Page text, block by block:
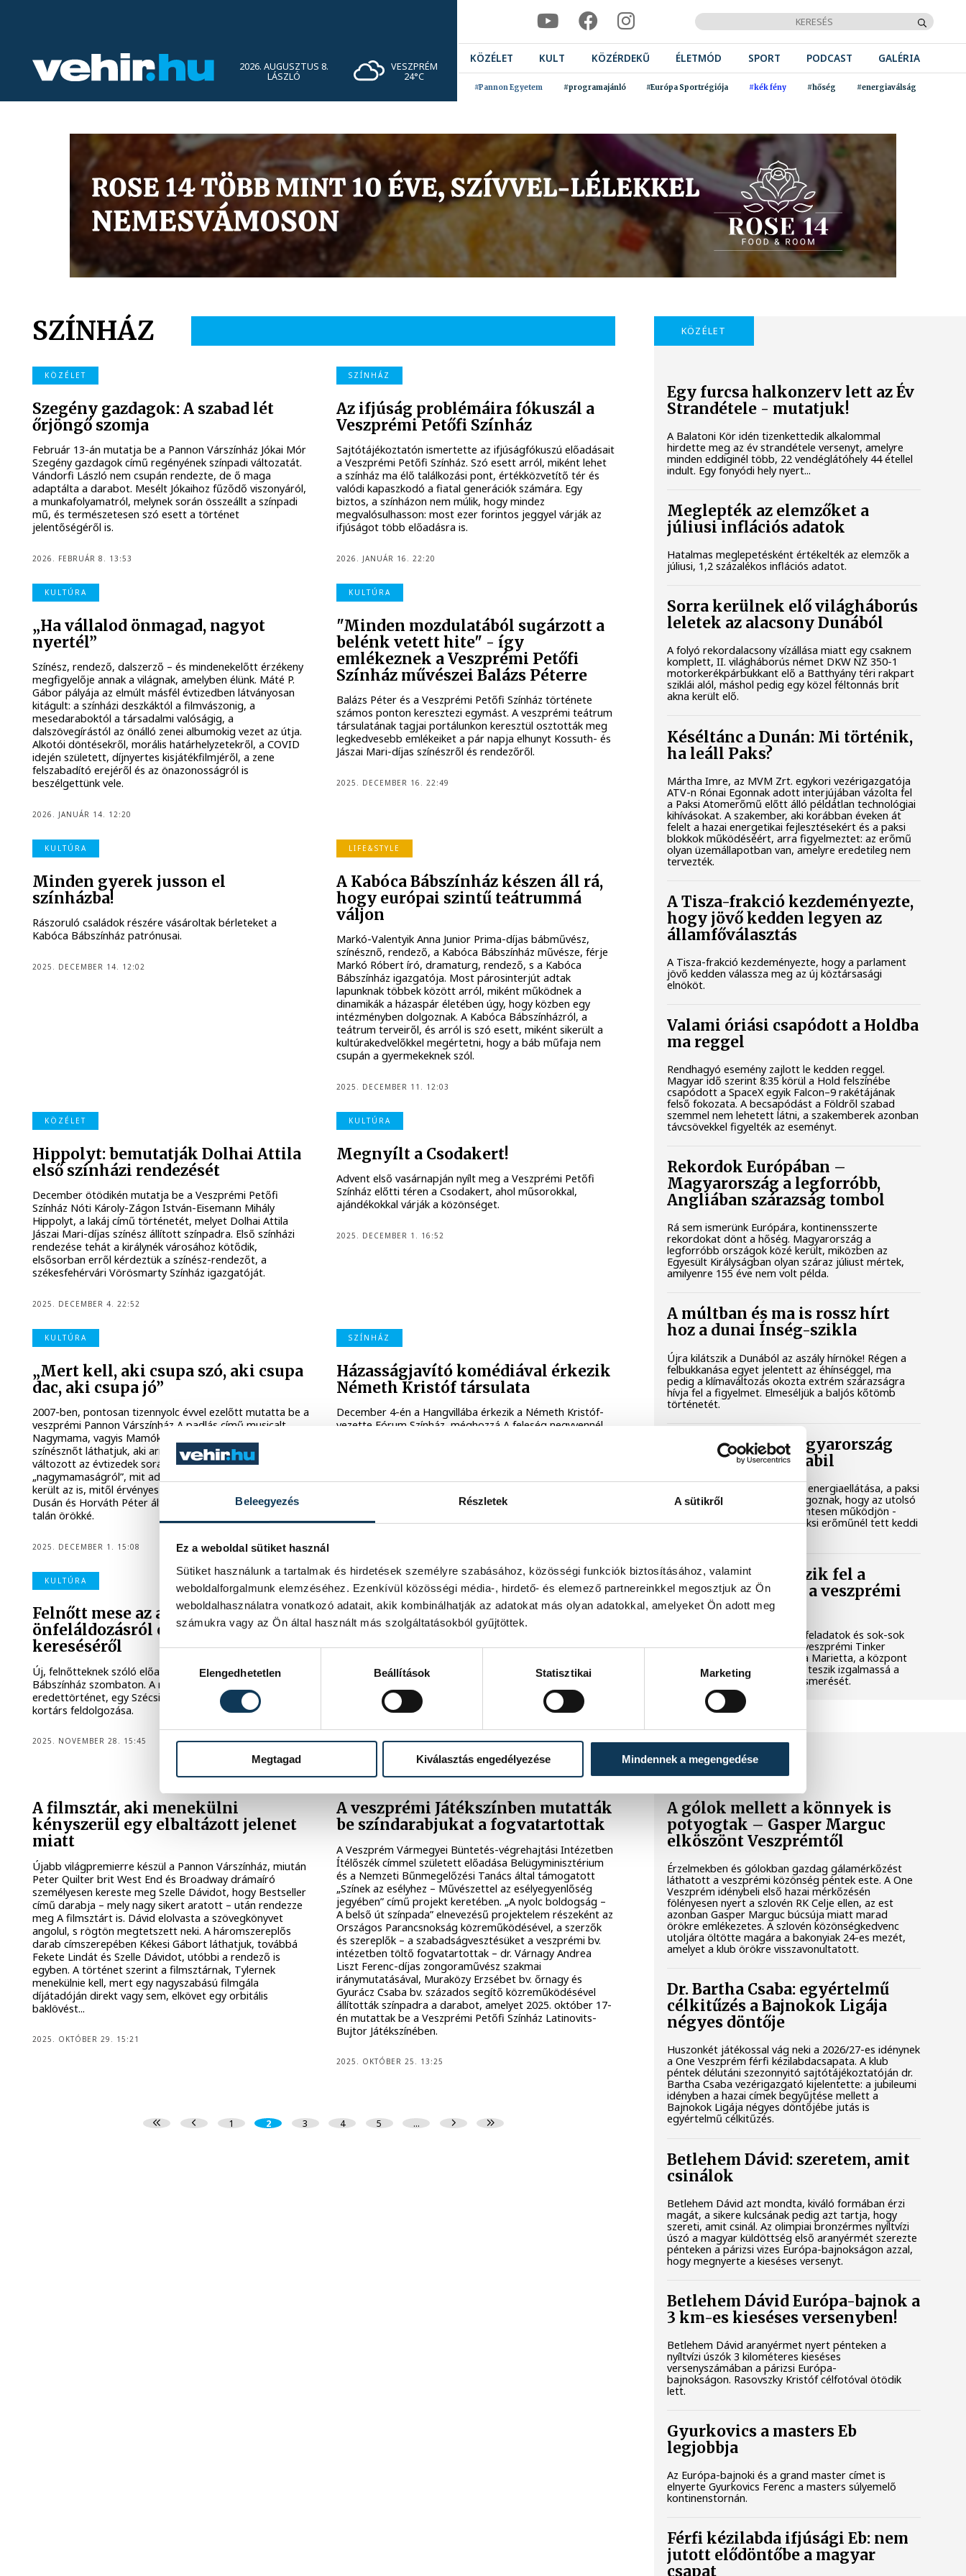
Beleegyezés Részletek A sütikről
Ez a weboldal sütiket használ
Sütiket használunk a tartalmak és hirdetések személyre szabásához, közösségi funkciók biztosításához, valamint
weboldalforgalmunk elemzéséhez. Ezenkívül közösségi média-, hirdető- és elemező partnereinkkel megosztjuk az Ön
weboldalhasználatra vonatkozó adatait, akik kombinálhatják az adatokat más olyan adatokkal, amelyeket Ön adott meg
számukra vagy az Ön által használt más szolgáltatásokból gyűjtöttek.
Elengedhetetlen
Beállítások Statisztikai Marketing
Megtagad Kiválasztás engedélyezése Mindennek a megengedése
2026. AUGUSZTUS 8.
LÁSZLÓ
VESZPRÉM
24°C
KÖZÉLET KULT KÖZÉRDEKŰ ÉLETMÓD SPORT PODCAST GALÉRIA
#Pannon Egyetem #programajánló #Európa Sportrégiója #kék fény #hőség #energiaválság
SZÍNHÁZ
KÖZÉLET
Szegény gazdagok: A szabad lét
őrjöngő szomja
Február 13-án mutatja be a Pannon Várszínház Jókai Mór
Szegény gazdagok című regényének színpadi változatát.
Vándorfi László nem csupán rendezte, de ő maga
adaptálta a darabot. Mesélt Jókaihoz fűződő viszonyáról,
a munkafolyamatról, melynek során összeállt a színpadi
mű, és természetesen szó esett a történet
jelentőségéről is.
2026. FEBRUÁR 8. 13:53
SZÍNHÁZ
Az ifjúság problémáira fókuszál a
Veszprémi Petőfi Színház
Sajtótájékoztatón ismertette az ifjúságfókuszú előadásait
a Veszprémi Petőfi Színház. Szó esett arról, miként lehet
a színház ma élő találkozási pont, értékközvetítő tér és
valódi kapaszkodó a fiatal generációk számára. Egy
biztos, a színházon nem múlik, hogy mindez
megvalósulhasson: most ezer forintos jeggyel várják az
ifjúságot több előadásra is.
2026. JANUÁR 16. 22:20
KULTÚRA
„Ha vállalod önmagad, nagyot
nyertél”
Színész, rendező, dalszerző – és mindenekelőtt érzékeny
megfigyelője annak a világnak, amelyben élünk. Máté P.
Gábor pályája az elmúlt másfél évtizedben látványosan
kitágult: a színházi deszkáktól a filmvászonig, a
mesedaraboktól a társadalmi valóságig, a
dalszövegírástól az önálló zenei albumokig vezet az útja.
Alkotói döntésekről, morális határhelyzetekről, a COVID
idején született, díjnyertes kisjátékfilmjéről, a zene
felszabadító erejéről és az önazonosságról is
beszélgettünk vele.
2026. JANUÁR 14. 12:20
KULTÚRA
"Minden mozdulatából sugárzott a
belénk vetett hite" - így
emlékeznek a Veszprémi Petőfi
Színház művészei Balázs Péterre
Balázs Péter és a Veszprémi Petőfi Színház története
számos ponton keresztezi egymást. A veszprémi teátrum
társulatának tagjai portálunkon keresztül osztották meg
legkedvesebb emlékeiket a pár napja elhunyt Kossuth- és
Jászai Mari-díjas színészről és rendezőről.
2025. DECEMBER 16. 22:49
KULTÚRA
Minden gyerek jusson el
színházba!
Rászoruló családok részére vásároltak bérleteket a
Kabóca Bábszínház patrónusai.
2025. DECEMBER 14. 12:02
LIFE&STYLE
A Kabóca Bábszínház készen áll rá,
hogy európai szintű teátrummá
váljon
Markó-Valentyik Anna Junior Prima-díjas bábművész,
színésznő, rendező, a Kabóca Bábszínház művésze, férje
Markó Róbert író, dramaturg, rendező, s a Kabóca
Bábszínház igazgatója. Most párosinterjút adtak
lapunknak többek között arról, miként működnek a
dinamikák a házaspár életében úgy, hogy közben egy
intézményben dolgoznak. A Kabóca Bábszínházról, a
teátrum terveiről, és arról is szó esett, miként sikerült a
kultúrakedvelőkkel megértetni, hogy a báb műfaja nem
csupán a gyermekeknek szól.
2025. DECEMBER 11. 12:03
KÖZÉLET
Hippolyt: bemutatják Dolhai Attila
első színházi rendezését
December ötödikén mutatja be a Veszprémi Petőfi
Színház Nóti Károly-Zágon István-Eisemann Mihály
Hippolyt, a lakáj című történetét, melyet Dolhai Attila
Jászai Mari-díjas színész állított színpadra. Első színházi
rendezése tehát a királynék városához kötődik,
elsősorban erről kérdeztük a színész-rendezőt, a
székesfehérvári Vörösmarty Színház igazgatóját.
2025. DECEMBER 4. 22:52
KULTÚRA
Megnyílt a Csodakert!
Advent első vasárnapján nyílt meg a Veszprémi Petőfi
Színház előtti téren a Csodakert, ahol műsorokkal,
ajándékokkal várják a közönséget.
2025. DECEMBER 1. 16:52
KULTÚRA
„Mert kell, aki csupa szó, aki csupa
dac, aki csupa jó”
2007-ben, pontosan tizennyolc évvel ezelőtt mutatta be a
veszprémi Pannon Várszínház A padlás című musicalt.
Nagymama, vagyis Mamóka szerepében Oravecz Edit
színésznőt láthatjuk, aki arról mesélt nekünk, hogyan
változott az évtizedek során a társadalom elképzelése a
„nagymamaságról”, mit adott neki ez a szerep, de szóba
került az is, mitől érvényes a Presser Gábor, Sztevanovity
Dusán és Horváth Péter által jegyzett darab ma is, és
talán örökké.
2025. DECEMBER 1. 15:08
SZÍNHÁZ
Házasságjavító komédiával érkezik
Németh Kristóf társulata
December 4-én a Hangvillába érkezik a Németh Kristóf-
vezette Fórum Színház, méghozzá A feleség negyvennél
2025. NOVEMBER 30. 10:22
KULTÚRA
Felnőtt mese az anyai
önfeláldozásról és önmagunk
kereséséről
Új, felnőtteknek szóló előadást mutat be a Kabóca
Bábszínház szombaton. A meggyfa meséje cigány
eredettörténet, egy Szécsi Magda által gyűjtött népmese
kortárs feldolgozása.
2025. NOVEMBER 28. 15:45
Újra műsorra tűzi a Holt költők
társaságát a Veszprémi Petőfi
Színház
Oberfrank Pál főszereplésével tűzi műsorára a Holt
2025. NOVEMBER 17. 15:42
A filmsztár, aki menekülni
kényszerül egy elbaltázott jelenet
miatt
Újabb világpremierre készül a Pannon Várszínház, miután
Peter Quilter brit West End és Broadway drámaíró
személyesen kereste meg Szelle Dávidot, hogy Bestseller
című darabja – mely nagy sikert aratott – után rendezze
meg A filmsztárt is. Dávid elolvasta a szövegkönyvet
angolul, s rögtön megtetszett neki. A háromszereplős
darab címszerepében Kékesi Gábort láthatjuk, továbbá
Fekete Lindát és Szelle Dávidot, utóbbi a rendező is
egyben. A történet szerint a filmsztárnak, Tylernek
menekülnie kell, mert egy nagyszabású filmgála
díjátadóján direkt vagy sem, elkövet egy orbitális
baklövést...
2025. OKTÓBER 29. 15:21
KULTÚRA
A veszprémi Játékszínben mutatták
be színdarabjukat a fogvatartottak
A Veszprém Vármegyei Büntetés-végrehajtási Intézetben
Ítélőszék címmel született előadása Belügyminisztérium
és a Nemzeti Bűnmegelőzési Tanács által támogatott
„Színek az esélyhez – Művészettel az esélyegyenlőség
jegyében” című projekt keretében. „A nyolc boldogság –
A belső út színpada” elnevezésű projektelem részeként az
Országos Parancsnokság közreműködésével, a szerzők
és szereplők – a szabadságvesztésüket a veszprémi bv.
intézetben töltő fogvatartottak – dr. Várnagy Andrea
Liszt Ferenc-díjas zongoraművész szakmai
iránymutatásával, Muraközy Erzsébet bv. őrnagy és
Gyurácz Csaba bv. százados segítő közreműködésével
állították színpadra a darabot, amelyet 2025. október 17-
én mutattak be a Veszprémi Petőfi Színház Latinovits-
Bujtor Játékszínében.
2025. OKTÓBER 25. 13:25
1 2 3 4 5 ...
KÖZÉLET
Egy furcsa halkonzerv lett az Év
Strandétele - mutatjuk!
A Balatoni Kör idén tizenkettedik alkalommal
hirdette meg az év strandétele versenyt, amelyre
minden eddiginél több, 22 vendéglátóhely 44 étellel
indult. Egy fonyódi hely nyert...
Meglepték az elemzőket a
júliusi inflációs adatok
Hatalmas meglepetésként értékelték az elemzők a
júliusi, 1,2 százalékos inflációs adatot.
Sorra kerülnek elő világháborús
leletek az alacsony Dunából
A folyó rekordalacsony vízállása miatt egy csaknem
komplett, II. világháborús német DKW NZ 350-1
motorkerékpárbukkant elő a Batthyány téri rakpart
sziklái alól, máshol pedig egy közel féltonnás brit
akna került elő.
Késéltánc a Dunán: Mi történik,
ha leáll Paks?
Mártha Imre, az MVM Zrt. egykori vezérigazgatója
ATV-n Rónai Egonnak adott interjújában vázolta fel
a Paksi Atomerőmű előtt álló példátlan technológiai
kihívásokat. A szakember, aki korábban éveken át
felelt a hazai energetikai fejlesztésekért és a paksi
blokkok működéséért, arra figyelmeztet: az erőmű
olyan üzemállapotban van, amelyre eredetileg nem
tervezték.
A Tisza-frakció kezdeményezte,
hogy jövő kedden legyen az
államfőválasztás
A Tisza-frakció kezdeményezte, hogy a parlament
jövő kedden válassza meg az új köztársasági
elnököt.
Valami óriási csapódott a Holdba
ma reggel
Rendhagyó esemény zajlott le kedden reggel.
Magyar idő szerint 8:35 körül a Hold felszínébe
csapódott a SpaceX egyik Falcon–9 rakétájának
felső fokozata. A becsapódást a Földről szabad
szemmel nem lehetett látni, a szakemberek azonban
távcsövekkel figyelték az eseményt.
Rekordok Európában –
Magyarország a legforróbb,
Angliában szárazság tombol
Rá sem ismerünk Európára, kontinensszerte
rekordokat dönt a hőség. Magyarország a
legforróbb országok közé került, miközben az
Egyesült Királyságban olyan száraz júliust mértek,
amilyenre 155 éve nem volt példa.
A múltban és ma is rossz hírt
hoz a dunai Ínség-szikla
Újra kilátszik a Dunából az aszály hírnöke! Régen a
felbukkanása egyet jelentett az éhínséggel, ma
pedig a klímaváltozás okozta extrém szárazságra
hívja fel a figyelmet. Elmeséljük a baljós kőtömb
történetét.
Magyar Péter: Magyarország
energiaellátása stabil
Jelenleg stabil Magyarország energiaellátása, a paksi
erőmű munkatársai azon dolgoznak, hogy az utolsó
még termelő turbina hibamentesen működjön -
közölte a miniszterelnök a paksi erőműnél tett keddi
Játék közben fedezik fel a
tudomány világát a veszprémi
gyerekek
Látványos kísérletek, kreatív feladatok és sok-sok
élmény várja a gyerekeket a veszprémi Tinker
Labsben. Videónkban Balassa Marietta, a központ
vezetője mutatja be, hogyan teszik izgalmassá a
természettudományok megismerését.
A gólok mellett a könnyek is
potyogtak – Gasper Marguc
elköszönt Veszprémtől
Érzelmekben és gólokban gazdag gálamérkőzést
láthatott a veszprémi közönség péntek este. A One
Veszprém idénybeli első hazai mérkőzésén
fölényesen nyert a szlovén RK Celje ellen, az est
azonban Gasper Marguc búcsúja miatt marad
örökre emlékezetes. A szlovén közönségkedvenc
utoljára öltötte magára a bakonyiak 24-es mezét,
amelyet a klub örökre visszavonultatott.
Dr. Bartha Csaba: egyértelmű
célkitűzés a Bajnokok Ligája
négyes döntője
Huszonkét játékossal vág neki a 2026/27-es idénynek
a One Veszprém férfi kézilabdacsapata. A klub
péntek délutáni szezonnyitó sajtótájékoztatóján dr.
Bartha Csaba vezérigazgató kijelentette: a jubileumi
idényben a hazai címek begyűjtése mellett a
Bajnokok Ligája négyes döntőjébe jutás is
egyértelmű célkitűzés.
Betlehem Dávid: szeretem, amit
csinálok
Betlehem Dávid azt mondta, kiváló formában érzi
magát, a sikere kulcsának pedig azt tartja, hogy
szereti, amit csinál. Az olimpiai bronzérmes nyíltvízi
úszó a magyar küldöttség első aranyérmét szerezte
pénteken a párizsi vizes Európa-bajnokságon azzal,
hogy megnyerte a kieséses versenyt.
Betlehem Dávid Európa-bajnok a
3 km-es kieséses versenyben!
Betlehem Dávid aranyérmet nyert pénteken a
nyíltvízi úszók 3 kilométeres kieséses
versenyszámában a párizsi Európa-
bajnokságon. Rasovszky Kristóf célfotóval ötödik
lett.
Gyurkovics a masters Eb
legjobbja
Az Európa-bajnoki és a grand master címet is
elnyerte Gyurkovics Ferenc a masters súlyemelő
kontinenstornán.
Férfi kézilabda ifjúsági Eb: nem
jutott elődöntőbe a magyar
csapat